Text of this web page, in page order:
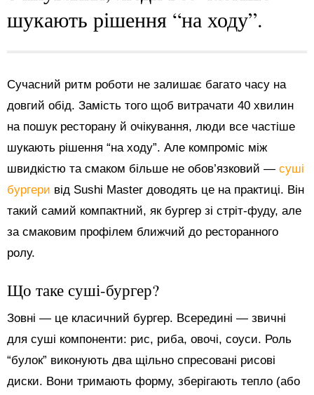
шукають рішення “на ходу”.
Сучасний ритм роботи не залишає багато часу на
довгий обід. Замість того щоб витрачати 40 хвилин
на пошук ресторану й очікування, люди все частіше
шукають рішення “на ходу”. Але компроміс між
швидкістю та смаком більше не обов’язковий — суші
бургери від Sushi Master доводять це на практиці. Він
такий самий компактний, як бургер зі стріт-фуду, але
за смаковим профілем ближчий до ресторанного
ролу.
Що таке суші-бургер?
Зовні — це класичний бургер. Всередині — звичні
для суші компоненти: рис, риба, овочі, соуси. Роль
“булок” виконують два щільно спресовані рисові
диски. Вони тримають форму, зберігають тепло (або